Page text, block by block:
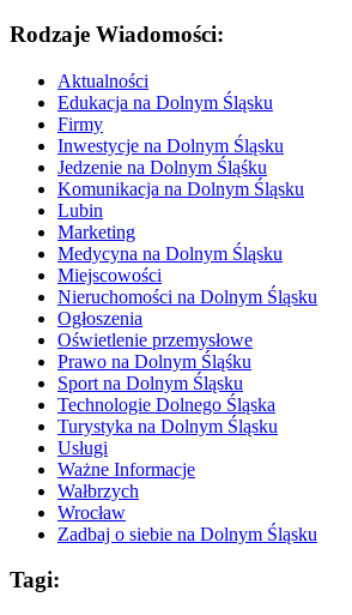
Rodzaje Wiadomości:
Aktualności
Edukacja na Dolnym Śląsku
Firmy
Inwestycje na Dolnym Śląsku
Jedzenie na Dolnym Śląśku
Komunikacja na Dolnym Śląsku
Lubin
Marketing
Medycyna na Dolnym Śląsku
Miejscowości
Nieruchomości na Dolnym Śląsku
Ogłoszenia
Oświetlenie przemysłowe
Prawo na Dolnym Śląśku
Sport na Dolnym Śląsku
Technologie Dolnego Śląska
Turystyka na Dolnym Śląsku
Usługi
Ważne Informacje
Wałbrzych
Wrocław
Zadbaj o siebie na Dolnym Śląsku
Tagi: